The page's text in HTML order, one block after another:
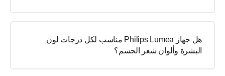
هل جهاز Philips Lumea مناسب لكل درجات لون
البشرة وألوان شعر الجسم؟